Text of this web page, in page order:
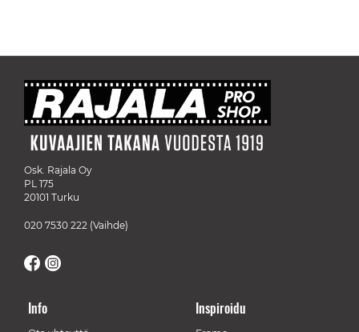
Osk. Rajala Oy
PL 175
20101 Turku
020 7530 222 (Vaihde)
Info Inspiroidu